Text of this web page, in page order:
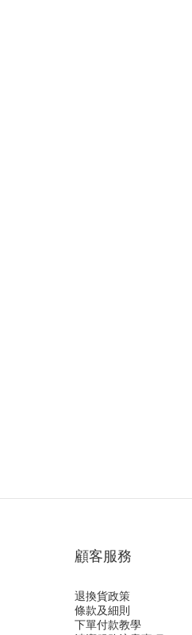
顧客服務
退換貨政策
條款及細則
下單付款教學